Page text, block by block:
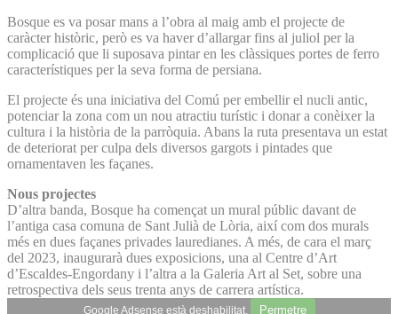
Bosque es va posar mans a l’obra al maig amb el projecte de
caràcter històric, però es va haver d’allargar fins al juliol per la
complicació que li suposava pintar en les clàssiques portes de ferro
característiques per la seva forma de persiana.
El projecte és una iniciativa del Comú per embellir el nucli antic,
potenciar la zona com un nou atractiu turístic i donar a conèixer la
cultura i la història de la parròquia. Abans la ruta presentava un estat
de deteriorat per culpa dels diversos gargots i pintades que
ornamentaven les façanes.
Nous projectes
D’altra banda, Bosque ha començat un mural públic davant de
l’antiga casa comuna de Sant Julià de Lòria, així com dos murals
més en dues façanes privades lauredianes. A més, de cara el març
del 2023, inaugurarà dues exposicions, una al Centre d’Art
d’Escaldes-Engordany i l’altra a la Galeria Art al Set, sobre una
retrospectiva dels seus trenta anys de carrera artística.
Google Adsense està deshabilitat. Permetre